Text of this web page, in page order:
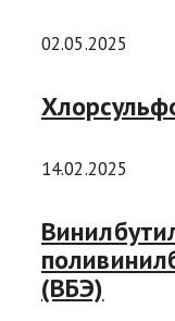
02.05.2025
14.02.2025
(ВБЭ)